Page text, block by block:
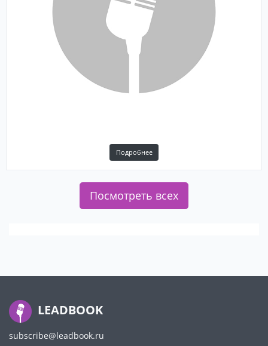
Подробнее
Посмотреть всех
LEADBOOK
subscribe@leadbook.ru